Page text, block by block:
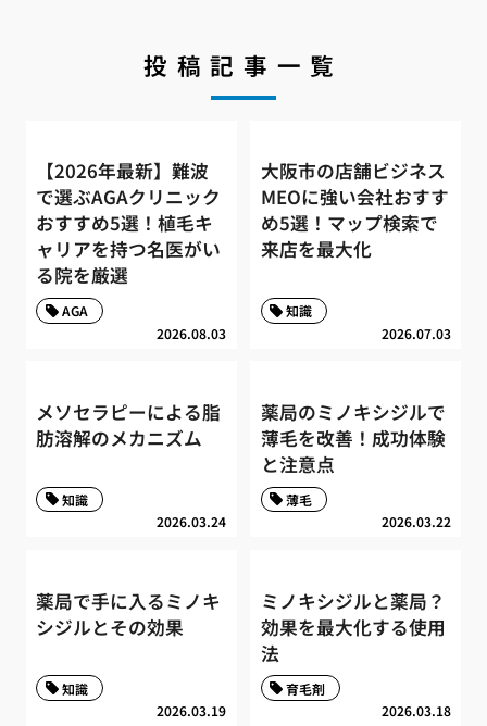
投稿記事一覧
【2026年最新】難波
で選ぶAGAクリニック
おすすめ5選！植毛キ
ャリアを持つ名医がい
る院を厳選
2026.08.03
AGA
大阪市の店舗ビジネス
MEOに強い会社おすす
め5選！マップ検索で
来店を最大化
2026.07.03
知識
メソセラピーによる脂
肪溶解のメカニズム
2026.03.24
知識
薬局のミノキシジルで
薄毛を改善！成功体験
と注意点
2026.03.22
薄毛
薬局で手に入るミノキ
シジルとその効果
2026.03.19
知識
ミノキシジルと薬局？
効果を最大化する使用
法
2026.03.18
育毛剤